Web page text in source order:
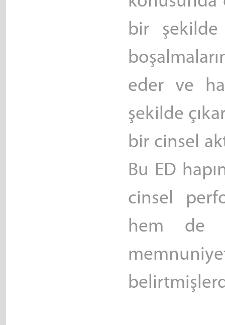
bir
eder ve
şekilde
bir cinsel
Bu ED
cinsel
hem de